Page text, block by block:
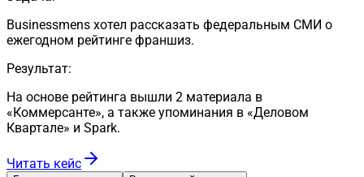
Businessmens хотел рассказать федеральным СМИ о
ежегодном рейтинге франшиз.
Результат:
На основе рейтинга вышли 2 материала в
«Коммерсанте», а также упоминания в «Деловом
Квартале» и Spark.
Читать кейс